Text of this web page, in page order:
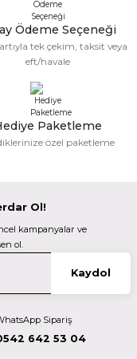
Ödeme Seçeneği
tek çekim, taksit veya
eft/havale
Paketleme
özel paketleme
Ol!
kampanyalar ve
ol.
Kaydol
Sipariş
642 53 04